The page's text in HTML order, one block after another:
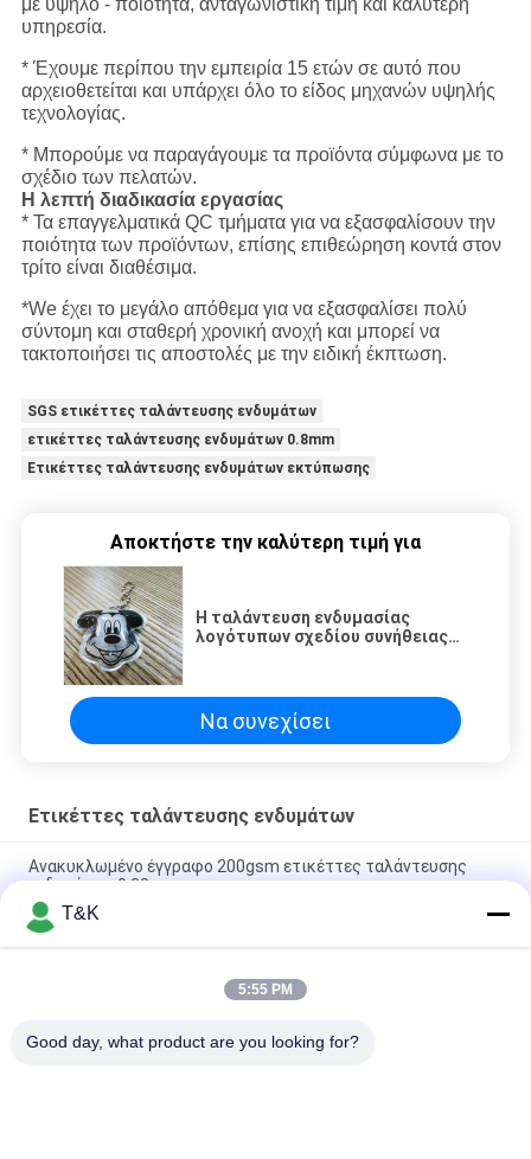
με υψηλό - ποιότητα, ανταγωνιστική τιμή και καλύτερη
υπηρεσία.
* Έχουμε περίπου την εμπειρία 15 ετών σε αυτό που
αρχειοθετείται και υπάρχει όλο το είδος μηχανών υψηλής
τεχνολογίας.
* Μπορούμε να παραγάγουμε τα προϊόντα σύμφωνα με το
σχέδιο των πελατών.
Η λεπτή διαδικασία εργασίας
* Τα επαγγελματικά QC τμήματα για να εξασφαλίσουν την
ποιότητα των προϊόντων, επίσης επιθεώρηση κοντά στον
τρίτο είναι διαθέσιμα.
*We έχει το μεγάλο απόθεμα για να εξασφαλίσει πολύ
σύντομη και σταθερή χρονική ανοχή και μπορεί να
τακτοποιήσει τις αποστολές με την ειδική έκπτωση.
SGS ετικέττες ταλάντευσης ενδυμάτων
ετικέττες ταλάντευσης ενδυμάτων 0.8mm
Ετικέττες ταλάντευσης ενδυμάτων εκτύπωσης
Αποκτήστε την καλύτερη τιμή για
Η ταλάντευση ενδυμασίας
λογότυπων σχεδίου συνήθειας
Να συνεχίσει
Ετικέττες ταλάντευσης ενδυμάτων
Ανακυκλωμένο έγγραφο 200gsm ετικέττες ταλάντευσης
ενδυμάτων 0.23mm
Η ντυμένη υπερηχητική περικοπή 0.6mm εγγράφου τέχνης
έγγραφο κρεμά τις ετικέττες για τον ιματισμό
Βιώσιμες ετικέττες ταλάντευσης ενδυμάτων καρφιτσών
T&K
5:55 PM
Good day, what product are you looking for?